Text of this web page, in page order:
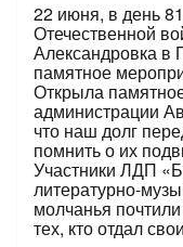
22 июня, в день
Отечественной
Александровка
памятное
Открыла
администрации
что наш долг
помнить о их
Участники ЛДП
литературно-
молчанья
тех, кто отдал